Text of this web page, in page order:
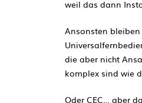
weil das dann
Ansonsten
die aber nicht
komplex sind wie
Oder CEC… aber